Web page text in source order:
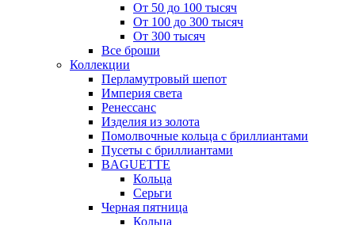
От 50 до 100 тысяч
От 100 до 300 тысяч
От 300 тысяч
Все броши
Коллекции
Перламутровый шепот
Империя света
Ренессанс
Изделия из золота
Помолвочные кольца с бриллиантами
Пусеты с бриллиантами
BAGUETTE
Кольца
Серьги
Черная пятница
Кольца